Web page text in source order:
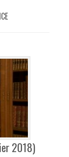
2018)